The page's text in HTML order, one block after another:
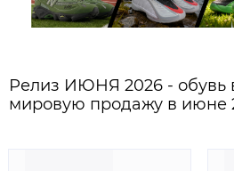
Релиз ИЮНЯ 2026 -
мировую продажу в июне